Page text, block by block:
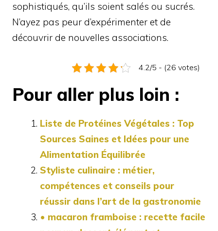
sophistiqués, qu’ils soient salés ou sucrés.
N’ayez pas peur d’expérimenter et de
découvrir de nouvelles associations.
4.2/5 - (26 votes)
Pour aller plus loin :
Liste de Protéines Végétales : Top
Sources Saines et Idées pour une
Alimentation Équilibrée
Styliste culinaire : métier,
compétences et conseils pour
réussir dans l’art de la gastronomie
• macaron framboise : recette facile